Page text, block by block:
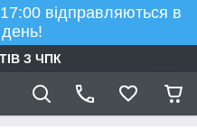
відправляються в
З ЧПК